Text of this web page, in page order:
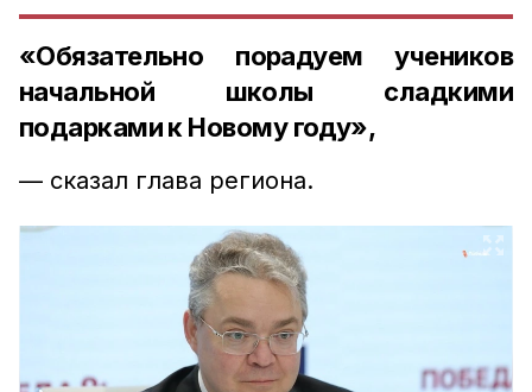
«Обязательно порадуем учеников
начальной школы сладкими
подарками к Новому году»,
— сказал глава региона.